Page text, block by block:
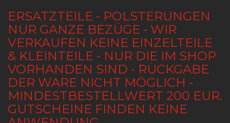
ERSATZTEILE - POLSTERUNGEN
NUR GANZE BEZÜGE - WIR
VERKAUFEN KEINE EINZELTEILE
& KLEINTEILE - NUR DIE IM SHOP
VORHANDEN SIND - RÜCKGABE
DER WARE NICHT MÖGLICH -
MINDESTBESTELLWERT 200 EUR.
GUTSCHEINE FINDEN KEINE